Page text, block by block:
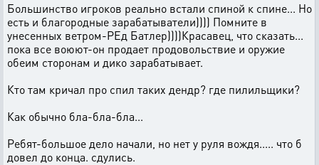
Большинство игроков реально встали спиной к спине... Но
есть и благородные зарабатыватели)))) Помните в
унесенных ветром-РЕд Батлер))))Красавец, что сказать...
пока все воюют-он продает продовольствие и оружие
обеим сторонам и дико зарабатывает.
Кто там кричал про спил таких дендр? где пилильщики?
Как обычно бла-бла-бла...
Ребят-большое дело начали, но нет у руля вождя..... что б
довел до конца. сдулись.